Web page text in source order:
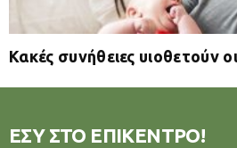
Κακές συνήθειες υιοθετούν
ΕΣΥ ΣΤΟ ΕΠΙΚΕΝΤΡΟ!